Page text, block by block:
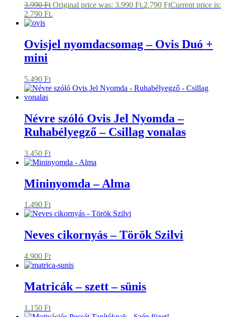
3.990Ft Original price was: 3.990 Ft.2.790 FtCurrent price is:
2.790 Ft.
Ovisjel nyomdacsomag – Ovis Duó +
mini
5.490 Ft
Névre szóló Ovis Jel Nyomda –
Ruhabélyegző – Csillag vonalas
3.450 Ft
Mininyomda – Alma
1.490 Ft
Neves cikornyás – Török Szilvi
4.900 Ft
Matricák – szett – sünis
1.150 Ft